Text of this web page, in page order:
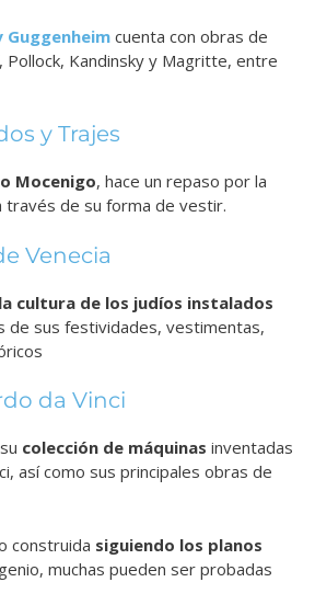
Guggenheim cuenta con obras de
Pollock, Kandinsky y Magritte, entre
y Trajes
Mocenigo, hace un repaso por la
través de su forma de vestir.
Venecia
cultura de los judíos instalados
de sus festividades, vestimentas,
da Vinci
colección de máquinas inventadas
así como sus principales obras de
construida siguiendo los planos
muchas pueden ser probadas